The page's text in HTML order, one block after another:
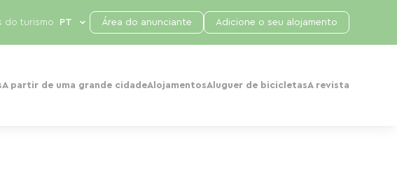
A partir de uma grande cidadeAlojamentosAluguer de bicicletasA revista
do turismo Área do anunciante Adicione o seu alojamento